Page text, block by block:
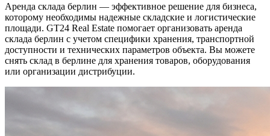
Аренда склада берлин — эффективное решение для бизнеса,
которому необходимы надежные складские и логистические
площади. GT24 Real Estate помогает организовать аренда
склада берлин с учетом специфики хранения, транспортной
доступности и технических параметров объекта. Вы можете
снять склад в берлине для хранения товаров, оборудования
или организации дистрибуции.